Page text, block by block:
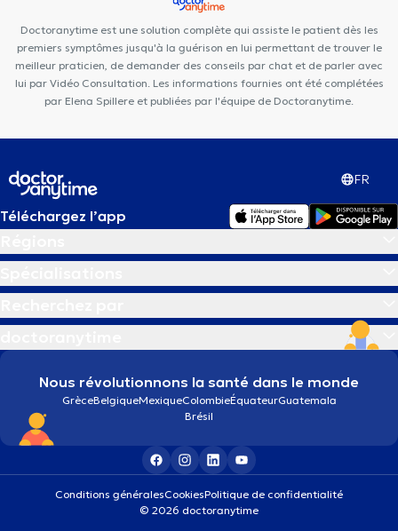
Doctoranytime est une solution complète qui assiste le patient dès les
premiers symptômes jusqu'à la guérison en lui permettant de trouver le
meilleur praticien, de demander des conseils par chat et de parler avec
lui par Vidéo Consultation. Les informations fournies ont été complétées
par Elena Spillere et publiées par l'équipe de Doctoranytime.
FR
Téléchargez l’app
Nous révolutionnons la santé dans le monde
GrèceBelgiqueMexiqueColombieÉquateurGuatemala
Brésil
Conditions généralesCookiesPolitique de confidentialité
© 2026 doctoranytime